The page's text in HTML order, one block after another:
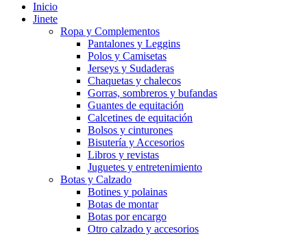
Inicio
Jinete
Ropa y Complementos
Pantalones y Leggins
Polos y Camisetas
Jerseys y Sudaderas
Chaquetas y chalecos
Gorras, sombreros y bufandas
Guantes de equitación
Calcetines de equitación
Bolsos y cinturones
Bisutería y Accesorios
Libros y revistas
Juguetes y entretenimiento
Botas y Calzado
Botines y polainas
Botas de montar
Botas por encargo
Otro calzado y accesorios